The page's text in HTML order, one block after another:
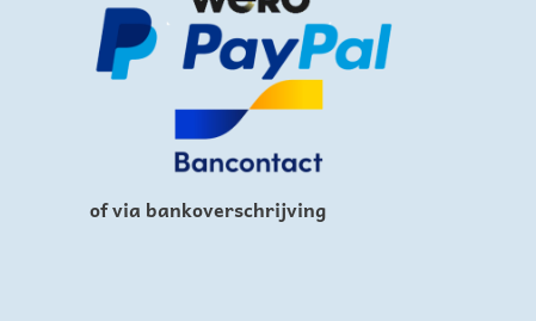
of via bankoverschrijving